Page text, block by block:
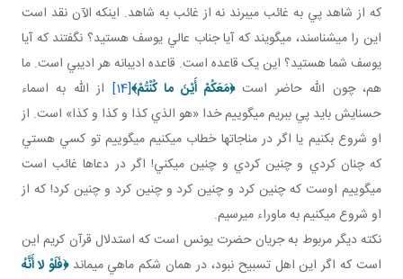
که از شاهد پي به غائب مي برند نه از غائب به شاهد. اينکه الآن نقد است
اين را مي شناسند، مي گويند که آيا جناب عالي يوسف هستيد؟ نگفتند که آيا
يوسف شما هستيد؟ اين يک قاعده است. قاعده اديبانه هر اديبي است. ما
هم، چون الله حاضر است﴿مَعَكُمْ أَيْنَ ما كُنْتُمْ﴾[14]
از الله به اسماء
حسنايش بايد پي ببريم مي گوييم خدا «هو الذي کذا و کذا و کذا» است. از
او شروع بکنيم يا اگر در مناجات ها خطاب مي کنيم مي گوييم تو کسي هستي
که چنان کردي و چنين کردي و چنين مي کني! اگر در دعاها غائب است
مي گوييم اوست که چنين کرد و چنين کرد و چنين کرد و چنين کرد! که از
او شروع مي کنيم به ماوراء مي رسيم.
نکته ديگر مربوط به جريان حضرت يونس است که استدلال قرآن کريم اين
است که اگر اين اهل تسبيح نبود، در همان شکم ماهي مي ماند﴿فَلَوْ لا أَنَّهُ